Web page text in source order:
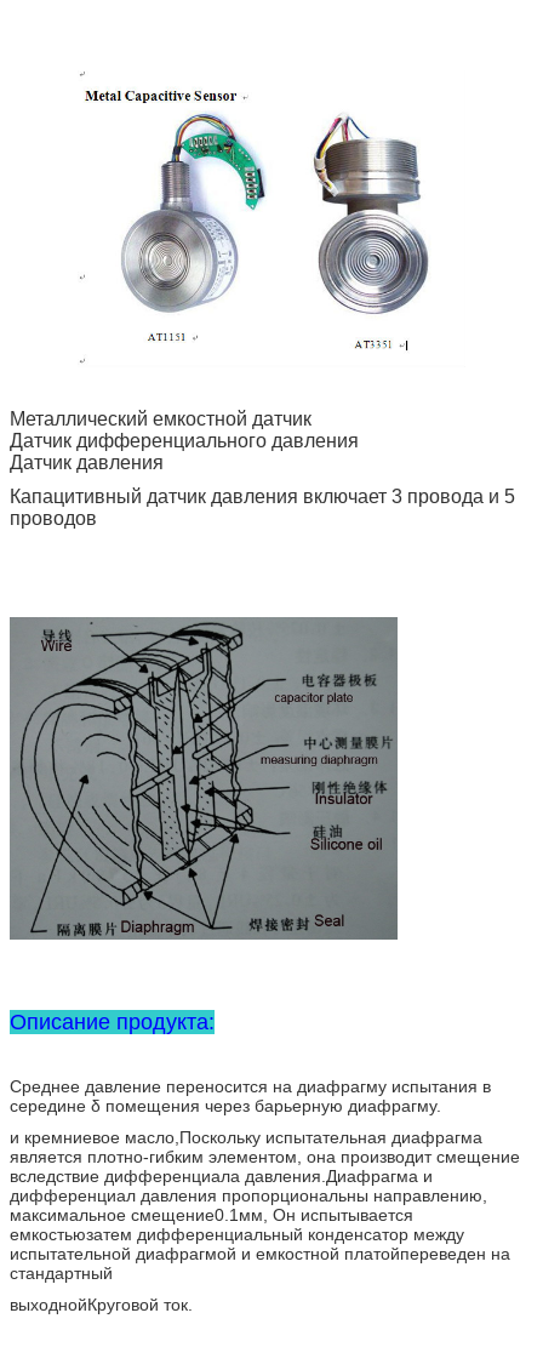
Металлический емкостной датчик
Датчик дифференциального давления
Датчик давления
Капацитивный датчик давления включает 3 провода и 5
проводов
Описание продукта:
Среднее давление переносится на диафрагму испытания в
середине δ помещения через барьерную диафрагму.
и кремниевое масло, Поскольку испытательная диафрагма
является плотно-гибким элементом, она производит смещение
вследствие дифференциала давления. Диафрагма и
дифференциал давления пропорциональны направлению,
максимальное смещение0.1мм, Он испытывается
емкостьюзатем дифференциальный конденсатор между
испытательной диафрагмой и емкостной платойпереведен на
стандартный
выходнойКруговой ток.